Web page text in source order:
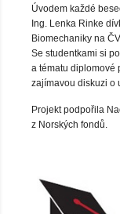
Úvodem každé
Ing. Lenka Rinke
Biomechaniky na
Se studentkami si
a tématu diplomové
zajímavou diskuzi o
Projekt podpořila
z Norských fondů.